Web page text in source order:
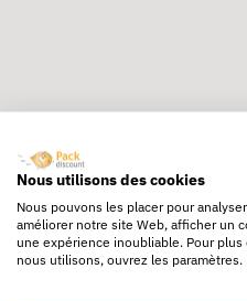
Livraison rapide
24/72h partout en
Livraison gratuite
Dès 250€ HT d’achat
Nous utilisons des cookies
Nous pouvons les placer pour
améliorer notre site Web, afficher un
une expérience inoubliable. Pour
nous utilisons, ouvrez les paramètres.